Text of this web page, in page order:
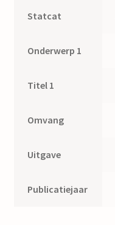
Statcat
Onderwerp 1
Titel 1
Omvang
Uitgave
Publicatiejaar